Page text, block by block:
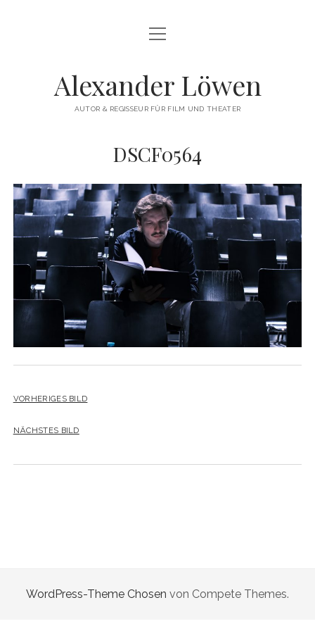
HERZLICH WILLKOMMEN
DREHBUCH & FILMREGIE
COMMERCIAL
VITA
KONTAKT
instagram
Menü
öffnen
Alexander Löwen
AUTOR & REGISSEUR FÜR FILM UND THEATER
DSCF0564
VORHERIGES BILD
NÄCHSTES BILD
WordPress-Theme Chosen von Compete Themes.